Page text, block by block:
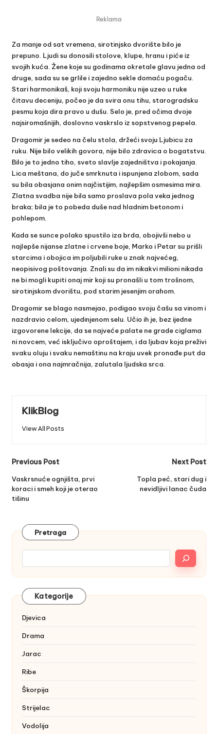
Reklama
Za manje od sat vremena, sirotinjsko dvorište bilo je
prepuno. Ljudi su donosili stolove, klupe, hranu i piće iz
svojih kuća. Žene koje su godinama okretale glavu jedna od
druge, sada su se grlile i zajedno sekle domaću pogaču.
Stari harmonikaš, koji svoju harmoniku nije uzeo u ruke
čitavu deceniju, počeo je da svira onu tihu, starogradsku
pesmu koja dira pravo u dušu. Selo je, pred očima dvoje
najsiromašnijih, doslovno vaskrslo iz sopstvenog pepela.
Dragomir je sedeo na čelu stola, držeći svoju Ljubicu za
ruku. Nije bilo velikih govora, nije bilo zdravica o bogatstvu.
Bilo je to jedno tiho, sveto slavlje zajedništva i pokajanja.
Lica meštana, do juče smrknuta i ispunjena zlobom, sada
su bila obasjana onim najčistijim, najlepšim osmesima mira.
Zlatna svadba nije bila samo proslava pola veka jednog
braka; bila je to pobeda duše nad hladnim betonom i
pohlepom.
Kada se sunce polako spustilo iza brda, obojivši nebo u
najlepše nijanse zlatne i crvene boje, Marko i Petar su prišli
starcima i obojica im poljubili ruke u znak najvećeg,
neopisivog poštovanja. Znali su da im nikakvi milioni nikada
ne bi mogli kupiti onaj mir koji su pronašli u tom trošnom,
sirotinjskom dvorištu, pod starim jesenjim orahom.
Dragomir se blago nasmejao, podigao svoju čašu sa vinom i
nazdravio celom, ujedinjenom selu. Učio ih je, bez ijedne
izgovorene lekcije, da se najveće palate ne grade ciglama
ni novcem, već isključivo oproštajem, i da ljubav koja preživi
svaku oluju i svaku nemaštinu na kraju uvek pronađe put da
obasja i ona najmračnija, zalutala ljudska srca.
KlikBlog
View All Posts
Post
navigation
Previous Post
Vaskrsnuće ognjišta, prvi
koraci i smeh koji je oterao
tišinu
Next Post
Topla peć, stari dug i
nevidljivi lanac čuda
Pretraga
Kategorije
Djevica
Drama
Jarac
Ribe
Škorpija
Strijelac
Vodolija